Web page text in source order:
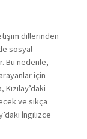
dillerinden
sosyal
Bu nedenle,
için
ve sıkça
İngilizce